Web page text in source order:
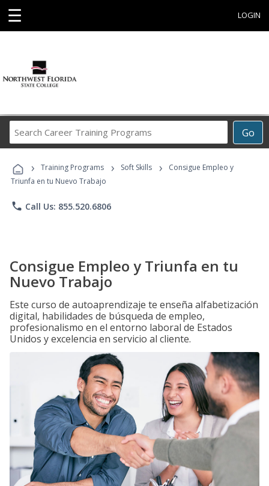
☰ LOGIN
Go
Career
Programs
› Training Programs › Soft Skills ›
Consigue Empleo y
Triunfa en tu Nuevo Trabajo
phone Call Us: 855.520.6806
Consigue Empleo y Triunfa en tu
Nuevo Trabajo
Este curso de autoaprendizaje te enseña alfabetización
digital, habilidades de búsqueda de empleo,
profesionalismo en el entorno laboral de Estados
Unidos y excelencia en servicio al cliente.